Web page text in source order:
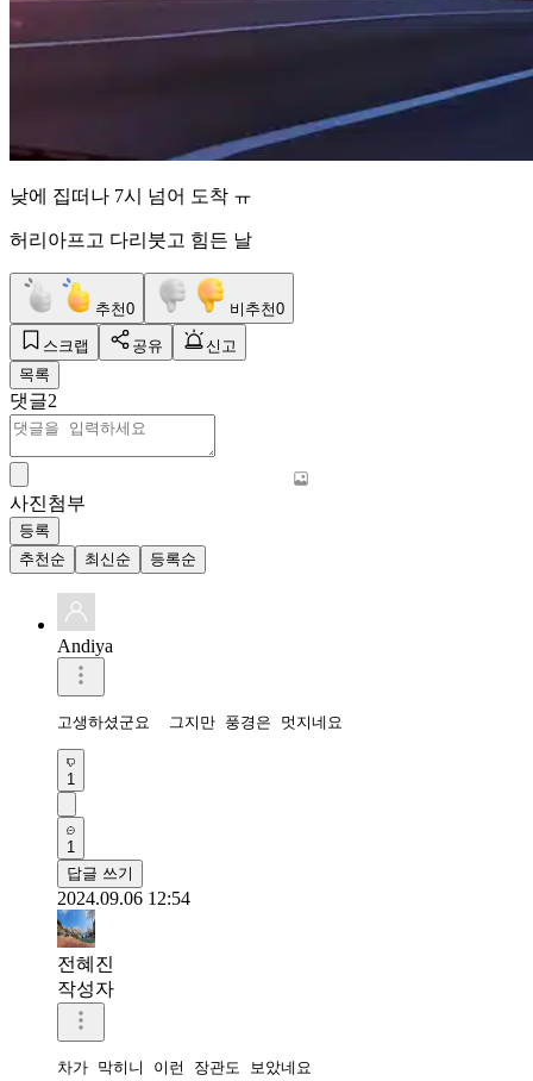
낮에 집떠나 7시 넘어 도착 ㅠ
허리아프고 다리붓고 힘든 날
추천0 비추천0
스크랩 공유
신고
목록
댓글2
사진첨부
등록
추천순
최신순 등록순
Andiya
고생하셨군요  그지만 풍경은 멋지네요
1
1
답글 쓰기
2024.09.06 12:54
전혜진
작성자
차가 막히니 이런 장관도 보았네요